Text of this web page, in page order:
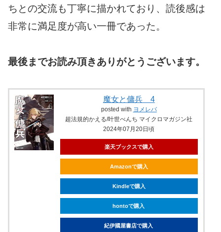
ちとの交流も丁寧に描かれており、読後感は
非常に満足度が高い一冊であった。
最後までお読み頂きありがとうございます。
魔女と傭兵 4
posted with ヨメレバ
超法規的かえる/叶世べんち マイクロマガジン社
2024年07月20日頃
楽天ブックスで購入
Amazonで購入
Kindleで購入
hontoで購入
紀伊國屋書店で購入